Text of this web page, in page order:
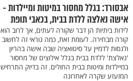
אבסורד: בגלל מחסור במיטות ומיילדות -
אישה נאלצה ללדת בבית, בכאבי תופת
לידות ביתיות הן דבר שקורה לעתים, אך לרוב הוא
קורה מבחירה. לעומת זאת, כמה נוראי זה לחשוב
ולנסות לדמיין על סיטואציה שבה אישה בהריון
'נאלצת' ללדת בבית בגלל אילוצים של מחסור
במיילדות ומיטות בבית החולים. זה בדיוק התרחיש
המזעזע שקרה לאחרונה